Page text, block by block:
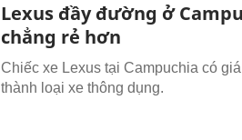
Lexus đầy đường ở
chẳng rẻ hơn
Chiếc xe Lexus tại Campuchia có
thành loại xe thông dụng.